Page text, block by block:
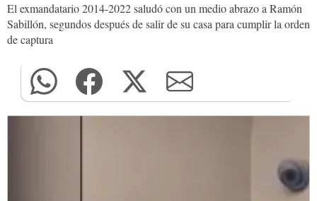
El exmandatario 2014-2022 saludó con un medio abrazo a Ramón
Sabillón, segundos después de salir de su casa para cumplir la orden
de captura